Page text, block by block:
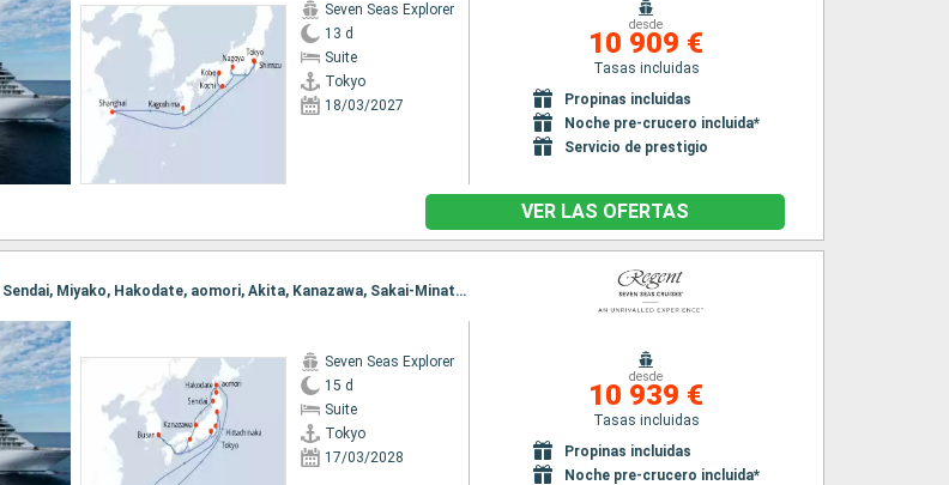
Seven Seas Explorer
13 d
Suite
Tokyo
18/03/2027
desde
10 909 €
Tasas incluidas
Propinas incluidas
Noche pre-crucero incluida*
Servicio de prestigio
VER LAS OFERTAS
Itinerario : Tokyo, hittachinaka, Sendai, Miyako, Hakodate, aomori, Akita, Kanazawa, Sakai-Minato, Busan, Tokyo
Seven Seas Explorer
15 d
Suite
Tokyo
17/03/2028
desde
10 939 €
Tasas incluidas
Propinas incluidas
Noche pre-crucero incluida*